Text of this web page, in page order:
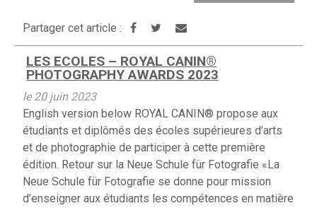
Partager cet article :
LES ECOLES – ROYAL CANIN®
PHOTOGRAPHY AWARDS 2023
le 20 juin 2023
English version below ROYAL CANIN® propose aux
étudiants et diplômés des écoles supérieures d’arts
et de photographie de participer à cette première
édition. Retour sur la Neue Schule für Fotografie «La
Neue Schule für Fotografie se donne pour mission
d’enseigner aux étudiants les compétences en matière